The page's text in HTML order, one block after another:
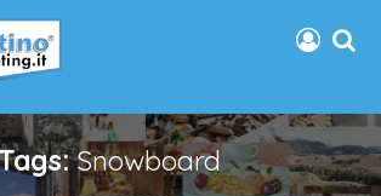
Snowboard